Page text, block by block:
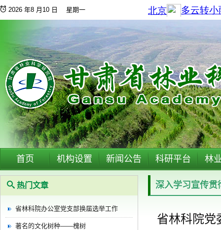
2026 年8 月10 日 星期一
首页 机构设置 新闻公告 科研平台 林
省林科院党
热门文章
省林科院办公室党支部换届选举工作
著名的文化树种——槐树